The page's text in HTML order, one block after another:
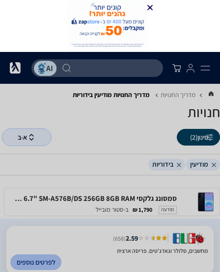
מדריך החנויות מדריך החנויות ‏מודיעין ‏בידוריות
חנויות
סינון(2) א-ב
מודיעין בידוריות
סמסונג גלקסי Samsung Galaxy A57 5G 6.7" SM-A576B/DS 256GB 8GB RAM
מודעה 1,790 ₪ ב-סטור מובייל
2.59
(658)
מחשבים, סלולר וגאדג'טים. פריסה ארצית
לפרטים נוספים